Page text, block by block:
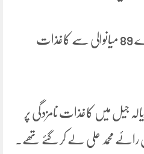
بانی پی ٹی آئی کے حلقہ این اے 89 میانوالی سے کاغذات
جیل میں کاغذات نامزدگی پر
محمد علی لے کر گئے تھے۔